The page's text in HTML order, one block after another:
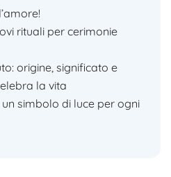
rituali per cerimonie
origine, significato e
la vita
simbolo di luce per ogni